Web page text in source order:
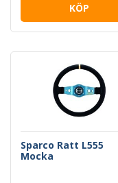
KÖP
Sparco Ratt L555
Mocka